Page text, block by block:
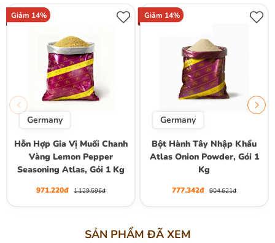
Giảm 14%
Germany
Hỗn Hợp Gia Vị Muối Chanh
Vàng Lemon Pepper
Seasoning Atlas, Gói 1 Kg
971.220đ 1.129.596đ
Giảm 14%
Germany
Bột Hành Tây Nhập Khẩu
Atlas Onion Powder, Gói 1
Kg
777.342đ 904.621đ
SẢN PHẨM ĐÃ XEM